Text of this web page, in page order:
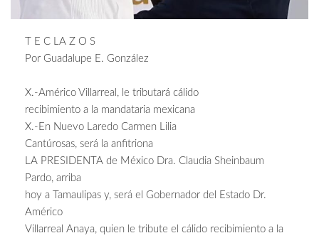
T E C LA Z O S
Por Guadalupe E. González
X.-Américo Villarreal, le tributará cálido
recibimiento a la mandataria mexicana
X.-En Nuevo Laredo Carmen Lilia
Cantúrosas, será la anfitriona
LA PRESIDENTA de México Dra. Claudia Sheinbaum
Pardo, arriba
hoy a Tamaulipas y, será el Gobernador del Estado Dr.
Américo
Villarreal Anaya, quien le tribute el cálido recibimiento a la